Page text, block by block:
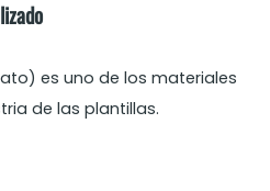
es uno de los materiales
de las plantillas.